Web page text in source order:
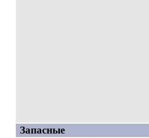
Запасные